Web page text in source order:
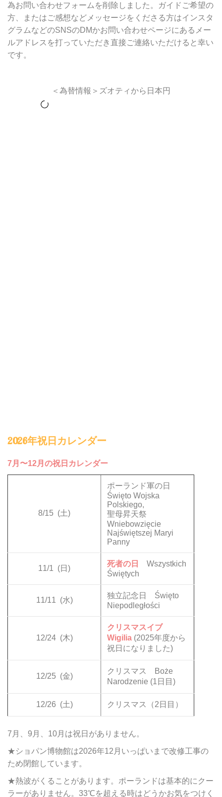
為お問い合わせフォームを削除しました。ガイドご希望の
方、またはご感想などメッセージをくださる方はインスタ
グラムなどのSNSのDMかお問い合わせページにあるメー
ルアドレスを打っていただき直接ご連絡いただけると幸い
です。
＜為替情報＞ズオティから日本円
2026年祝日カレンダー
7月〜12月の祝日カレンダー
8/15 (土)
ポーランド軍の日
Święto Wojska
Polskiego,
聖母昇天祭
Wniebowzięcie
Najświętszej Maryi
Panny
11/1 (日)
死者の日
Wszystkich
Świętych
11/11 (水)
独立記念日 Święto
Niepodległości
12/24 (木)
クリスマスイブ
Wigilia (2025年度から
祝日になりました)
12/25 (金)
クリスマス Boże
Narodzenie (1日目)
12/26 (土) クリスマス（2日目）
7月、9月、10月は祝日がありません。
★ショパン博物館は2026年12月いっぱいまで改修工事の
ため閉館しています。
★熱波がくることがあります。ポーランドは基本的にクー
ラーがありません。33℃を超える時はどうかお気をつけく